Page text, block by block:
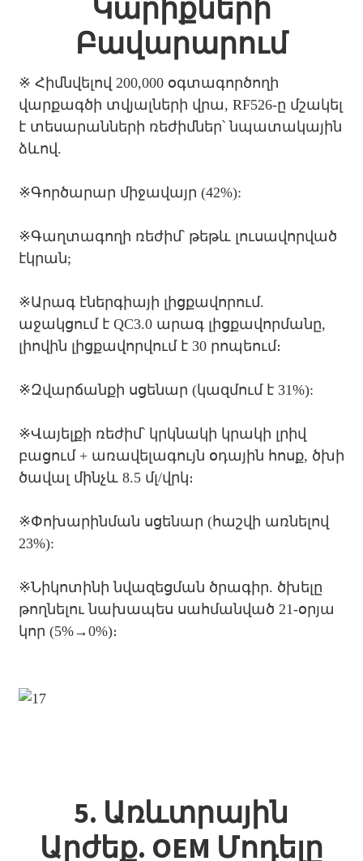
Կարիքների
Բավարարում
※ Հիմնվելով 200,000 օգտագործողի
վարքագծի տվյալների վրա, RF526-ը մշակել
է տեսարանների ռեժիմներ՝ նպատակային
ձևով.
※Գործարար միջավայր (42%):
※Գաղտագողի ռեժիմ՝ թեթև լուսավորված
էկրան;
※Արագ էներգիայի լիցքավորում.
աջակցում է QC3.0 արագ լիցքավորմանը,
լիովին լիցքավորվում է 30 րոպեում։
※Զվարճանքի սցենար (կազմում է 31%):
※Վայելքի ռեժիմ՝ կրկնակի կրակի լրիվ
բացում + առավելագույն օդային հոսք, ծխի
ծավալ մինչև 8.5 մլ/վրկ։
※Փոխարինման սցենար (հաշվի առնելով
23%):
※Նիկոտինի նվազեցման ծրագիր. ծխելը
թողնելու նախապես սահմանված 21-օրյա
կոր (5%→0%)։
5. Առևտրային
Արժեք. OEM Մոդելը